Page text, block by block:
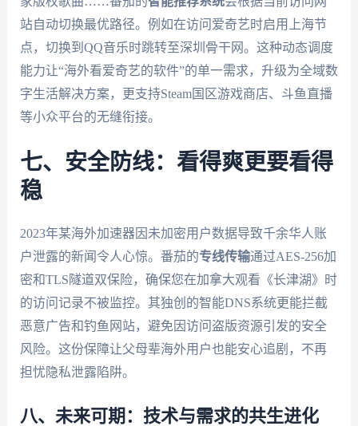
站自动切换最优路径。例如在访问爱奇艺时启用上海节
点，切换到QQ音乐时跳转至深圳骨干网。这种动态调度
能力让“海外看爱奇艺的软件”的单一需求，升级为全域数
字生活解决方案，更支持Steam国区游戏商店、斗鱼直播
等小众平台的无缝衔接。
七、安全防线：看得爽更要看得
稳
2023年某海外加速器因未加密用户数据导致千余华人账
户泄露的新闻令人心惊。番茄的专线传输通过AES-256加
密和TLS隧道双保险，确保您在加拿大观看《长津湖》时
的访问记录不被监控。其独创的智能DNS系统更能拦截
恶意广告和钓鱼网站，避免因访问盗版资源引发的安全
风险。这份保障让父母辈海外用户也能安心追剧，不再
担忧隐私泄露陷阱。
八、未来可期：技术与需求的共生进化